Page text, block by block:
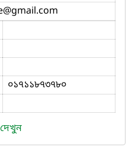
@gmail.com
০১৭১১৮৭৩৭৮০
দেখুন